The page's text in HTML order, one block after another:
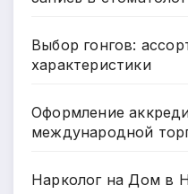
Выбор гонгов:
характеристики
Оформление
международной
Нарколог на Дом в